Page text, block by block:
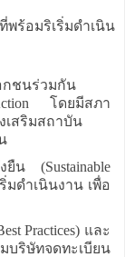
พร้อมริเริ่มดำเนิน
กชนร่วมกัน
โดยมีสภา
เสริมสถาบัน
น (Sustainable
มดำเนินงาน เพื่อ
Practices) และ
บริษัทจดทะเบียน